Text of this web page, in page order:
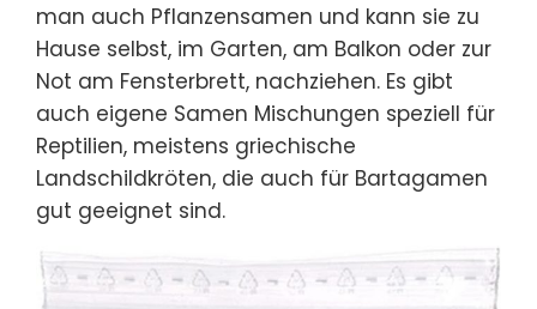
man auch Pflanzensamen und kann sie zu
Hause selbst, im Garten, am Balkon oder zur
Not am Fensterbrett, nachziehen. Es gibt
auch eigene Samen Mischungen speziell für
Reptilien, meistens griechische
Landschildkröten, die auch für Bartagamen
gut geeignet sind.